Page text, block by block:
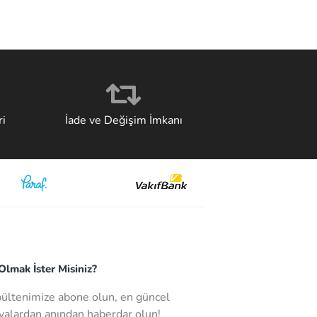
İade ve Değişim İmkanı
İster Misiniz?
abone olun, en güncel